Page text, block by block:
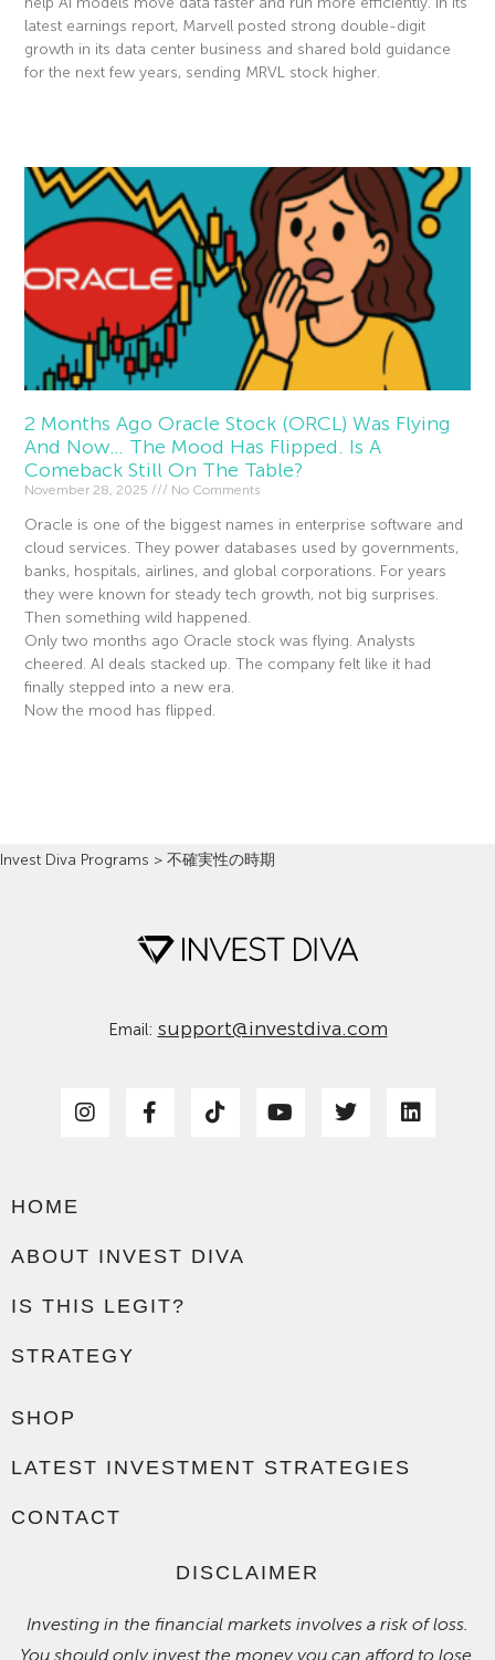
latest earnings report, Marvell posted strong double-digit
growth in its data center business and shared bold guidance
for the next few years, sending MRVL stock higher.
2 Months Ago Oracle Stock (ORCL) Was Flying
And Now… The Mood Has Flipped. Is A
Comeback Still On The Table?
November 28, 2025 No Comments
Oracle is one of the biggest names in enterprise software and
cloud services. They power databases used by governments,
banks, hospitals, airlines, and global corporations. For years
they were known for steady tech growth, not big surprises.
Then something wild happened.
Only two months ago Oracle stock was flying. Analysts
cheered. AI deals stacked up. The company felt like it had
finally stepped into a new era.
Now the mood has flipped.
Invest Diva Programs > 不確実性の時期
Email: support@investdiva.com
HOME
ABOUT INVEST DIVA
IS THIS LEGIT?
STRATEGY
SHOP
LATEST INVESTMENT STRATEGIES
CONTACT
DISCLAIMER
Investing in the financial markets involves a risk of loss.
You should only invest the money you can afford to lose.